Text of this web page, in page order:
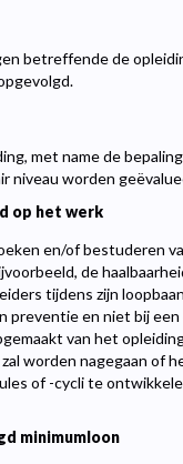
betreffende de
met name de
niveau worden
op het werk
en/of bestuderen
de
tijdens zijn
preventie en niet bij
van het
worden nagegaan of
of -cycli te
minimumloon